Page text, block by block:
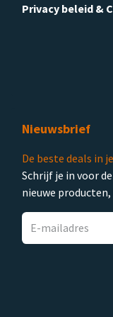
Privacy beleid &
Nieuwsbrief
De beste deals in
Schrijf je in voor
nieuwe